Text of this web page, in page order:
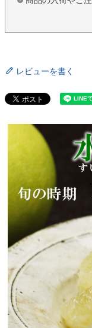
レビューを書く